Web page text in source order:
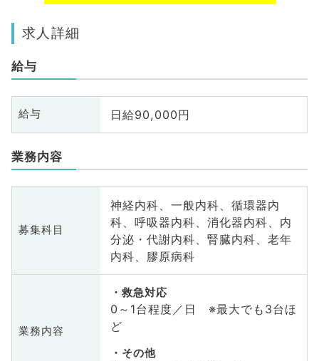
求人詳細
給与
給与 日給90,000円
業務内容
募集科目
神経内科、一般内科、循環器内
科、呼吸器内科、消化器内科、内
分泌・代謝内科、腎臓内科、老年
内科、膠原病科
業務内容
救急対応
0～1台程度／日 ※最大でも3台ほ
ど
その他